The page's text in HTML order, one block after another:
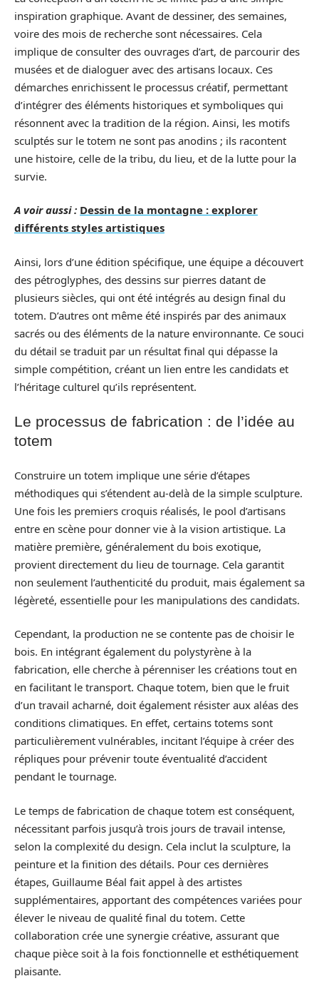
inspiration graphique. Avant de dessiner, des semaines,
voire des mois de recherche sont nécessaires. Cela
implique de consulter des ouvrages d’art, de parcourir des
musées et de dialoguer avec des artisans locaux. Ces
démarches enrichissent le processus créatif, permettant
d’intégrer des éléments historiques et symboliques qui
résonnent avec la tradition de la région. Ainsi, les motifs
sculptés sur le totem ne sont pas anodins ; ils racontent
une histoire, celle de la tribu, du lieu, et de la lutte pour la
survie.
A voir aussi : Dessin de la montagne : explorer
différents styles artistiques
Ainsi, lors d’une édition spécifique, une équipe a découvert
des pétroglyphes, des dessins sur pierres datant de
plusieurs siècles, qui ont été intégrés au design final du
totem. D’autres ont même été inspirés par des animaux
sacrés ou des éléments de la nature environnante. Ce souci
du détail se traduit par un résultat final qui dépasse la
simple compétition, créant un lien entre les candidats et
l’héritage culturel qu’ils représentent.
Le processus de fabrication : de l’idée au
totem
Construire un totem implique une série d’étapes
méthodiques qui s’étendent au-delà de la simple sculpture.
Une fois les premiers croquis réalisés, le pool d’artisans
entre en scène pour donner vie à la vision artistique. La
matière première, généralement du bois exotique,
provient directement du lieu de tournage. Cela garantit
non seulement l’authenticité du produit, mais également sa
légèreté, essentielle pour les manipulations des candidats.
Cependant, la production ne se contente pas de choisir le
bois. En intégrant également du polystyrène à la
fabrication, elle cherche à pérenniser les créations tout en
en facilitant le transport. Chaque totem, bien que le fruit
d’un travail acharné, doit également résister aux aléas des
conditions climatiques. En effet, certains totems sont
particulièrement vulnérables, incitant l’équipe à créer des
répliques pour prévenir toute éventualité d’accident
pendant le tournage.
Le temps de fabrication de chaque totem est conséquent,
nécessitant parfois jusqu’à trois jours de travail intense,
selon la complexité du design. Cela inclut la sculpture, la
peinture et la finition des détails. Pour ces dernières
étapes, Guillaume Béal fait appel à des artistes
supplémentaires, apportant des compétences variées pour
élever le niveau de qualité final du totem. Cette
collaboration crée une synergie créative, assurant que
chaque pièce soit à la fois fonctionnelle et esthétiquement
plaisante.